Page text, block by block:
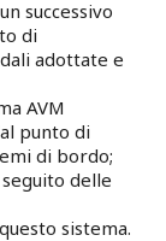
successivo
di
adottate e
AVM
punto di
di bordo;
delle
sistema.